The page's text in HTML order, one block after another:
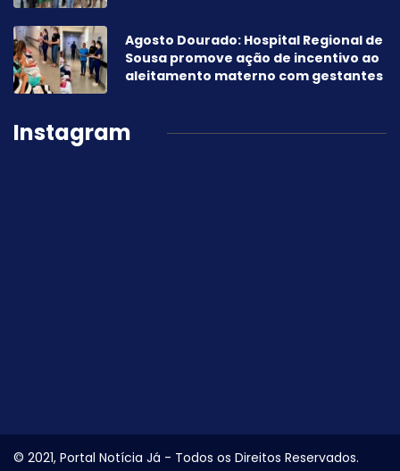
Agosto Dourado: Hospital Regional de
Sousa promove ação de incentivo ao
aleitamento materno com gestantes
Instagram
© 2021, Portal Notícia Já - Todos os Direitos Reservados.